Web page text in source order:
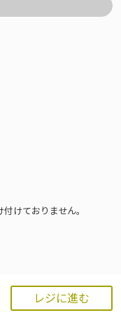
レジに進む
けておりません。